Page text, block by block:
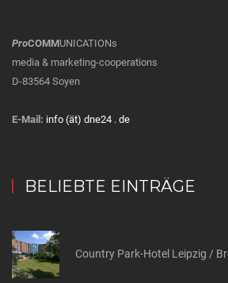
ProCOMMUNICATIONs
media & marketing-cooperations
D-83564 Soyen
E-Mail: info (ät) dne24 . de
BELIEBTE EINTRÄGE
Country Park-Hotel Leipzig /